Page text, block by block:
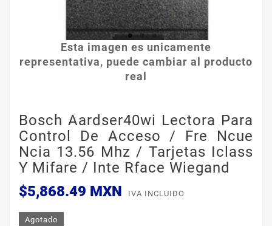
Esta imagen es unicamente
representativa, puede cambiar al producto
real
Bosch Aardser40wi Lectora Para
Control De Acceso / Fre Ncue
Ncia 13.56 Mhz / Tarjetas Iclass
Y Mifare / Inte Rface Wiegand
$5,868.49 MXN
IVA INCLUIDO
Agotado